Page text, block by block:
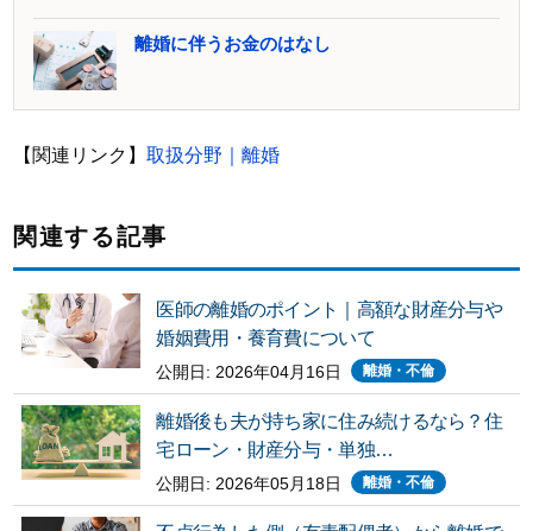
離婚に伴うお金のはなし
【関連リンク】取扱分野｜離婚
関連する記事
医師の離婚のポイント｜高額な財産分与や
婚姻費用・養育費について
公開日: 2026年04月16日 離婚・不倫
離婚後も夫が持ち家に住み続けるなら？住
宅ローン・財産分与・単独…
公開日: 2026年05月18日 離婚・不倫